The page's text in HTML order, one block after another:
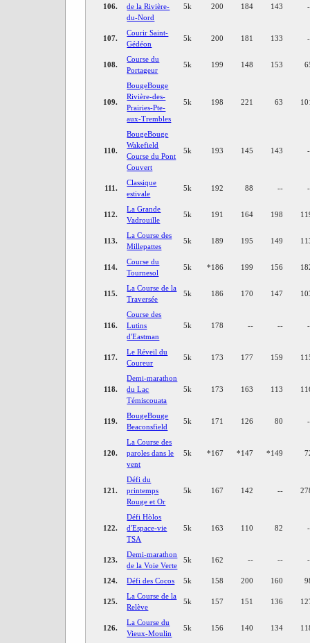
106.
de la Rivière-
du-Nord
5k 200 184 143
107.
Courir Saint-
Gédéon
5k 200 181 133
108.
Course du
Portageur
5k 199 148 153
109.
BougeBouge
Rivière-des-
Prairies-Pte-
aux-Trembles
5k 198 221 63
110.
BougeBouge
Wakefield
Course du Pont
Couvert
5k 193 145 143
111.
Classique
estivale
5k 192 88 --
112.
La Grande
Vadrouille
5k 191 164 198
113.
La Course des
Millepattes
5k 189 195 149
114.
Course du
Tournesol
5k *186 199 156
115.
La Course de la
Traversée
5k 186 170 147
116.
Course des
Lutins
d'Eastman
5k 178 -- --
117.
Le Réveil du
Coureur
5k 173 177 159
118.
Demi-marathon
du Lac
Témiscouata
5k 173 163 113
119.
BougeBouge
Beaconsfield
5k 171 126 80
120.
La Course des
paroles dans le
vent
5k *167 *147 *149
121.
Défi du
printemps
Rouge et Or
5k 167 142 --
122.
Défi Hòlos
d'Espace-vie
TSA
5k 163 110 82
123.
Demi-marathon
de la Voie Verte
5k 162 -- --
124. Défi des Cocos 5k 158 200 160
125.
La Course de la
Relève
5k 157 151 136
126.
La Course du
Vieux-Moulin
5k 156 140 134